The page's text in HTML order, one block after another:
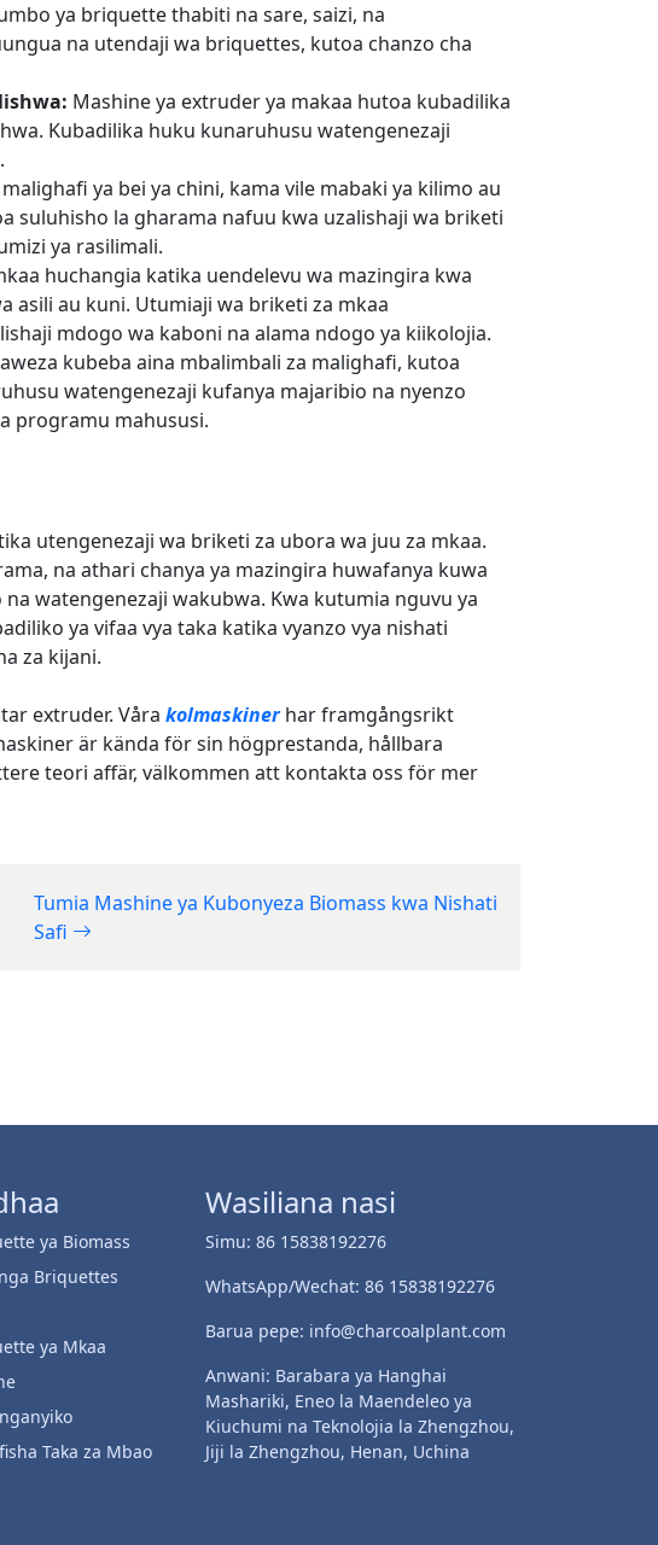
ya briquette thabiti na sare, saizi, na
na utendaji wa briquettes, kutoa chanzo cha
Mashine ya extruder ya makaa hutoa kubadilika
Kubadilika huku kunaruhusu watengenezaji
ya bei ya chini, kama vile mabaki ya kilimo au
suluhisho la gharama nafuu kwa uzalishaji wa briketi
ya rasilimali.
huchangia katika uendelevu wa mazingira kwa
asili au kuni. Utumiaji wa briketi za mkaa
mdogo wa kaboni na alama ndogo ya kiikolojia.
kubeba aina mbalimbali za malighafi, kutoa
watengenezaji kufanya majaribio na nyenzo
programu mahususi.
utengenezaji wa briketi za ubora wa juu za mkaa.
na athari chanya ya mazingira huwafanya kuwa
watengenezaji wakubwa. Kwa kutumia nguvu ya
ya vifaa vya taka katika vyanzo vya nishati
za kijani.
extruder. Våra kolmaskinerhar framgångsrikt
är kända för sin högprestanda, hållbara
teori affär, välkommen att kontakta oss för mer
Tumia Mashine ya Kubonyeza Biomass kwa Nishati
Safi
ya Biomass
Briquettes
ya Mkaa
Taka za Mbao
Wasiliana nasi
Simu: 86 15838192276
WhatsApp/Wechat: 86 15838192276
Barua pepe: info@charcoalplant.com
Anwani: Barabara ya Hanghai
Mashariki, Eneo la Maendeleo ya
Kiuchumi na Teknolojia la Zhengzhou,
Jiji la Zhengzhou, Henan, Uchina